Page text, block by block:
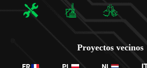
Proyectos vecinos